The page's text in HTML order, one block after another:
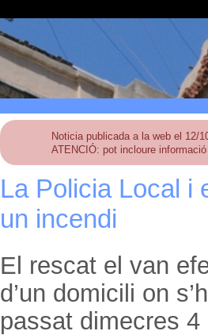
Noticia publicada a la web el 12/
ATENCIÓ: pot incloure
La Policia Local i
un incendi
El rescat el van
d’un domicili on
passat dimecres